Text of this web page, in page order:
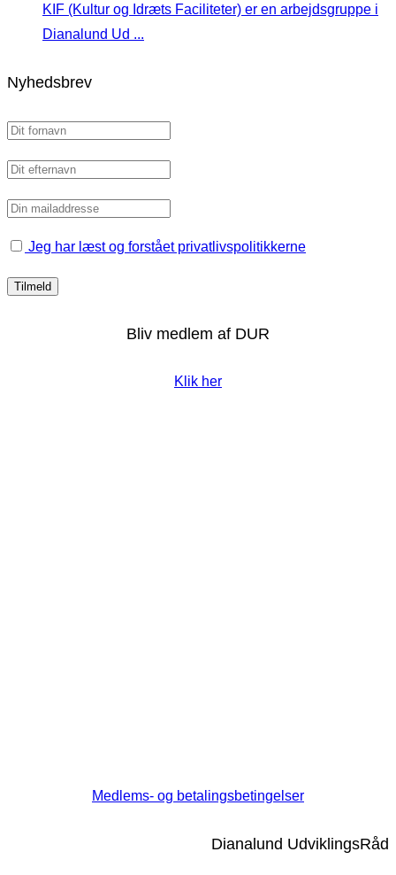
KIF (Kultur og Idræts Faciliteter) er en arbejdsgruppe i
Dianalund Ud ...
Nyhedsbrev
Jeg har læst og forstået privatlivspolitikkerne
Bliv medlem af DUR
Klik her
Medlems- og betalingsbetingelser
Dianalund UdviklingsRåd